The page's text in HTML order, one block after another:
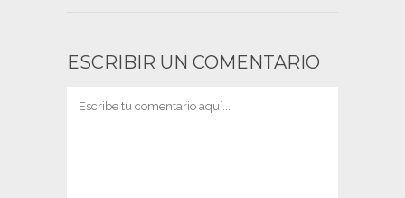
ESCRIBIR UN COMENTARIO